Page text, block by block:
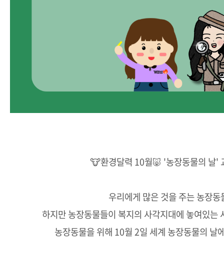
🐮환경달력 10월🐷 '농장동물의 날'
우리에게 많은 것을 주는 농장
하지만 농장동물들이 복지의 사각지대에 놓여있는
농장동물을 위해 10월 2일 세계 농장동물의 날